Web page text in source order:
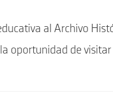
entrada:
al Archivo
oportunidad de